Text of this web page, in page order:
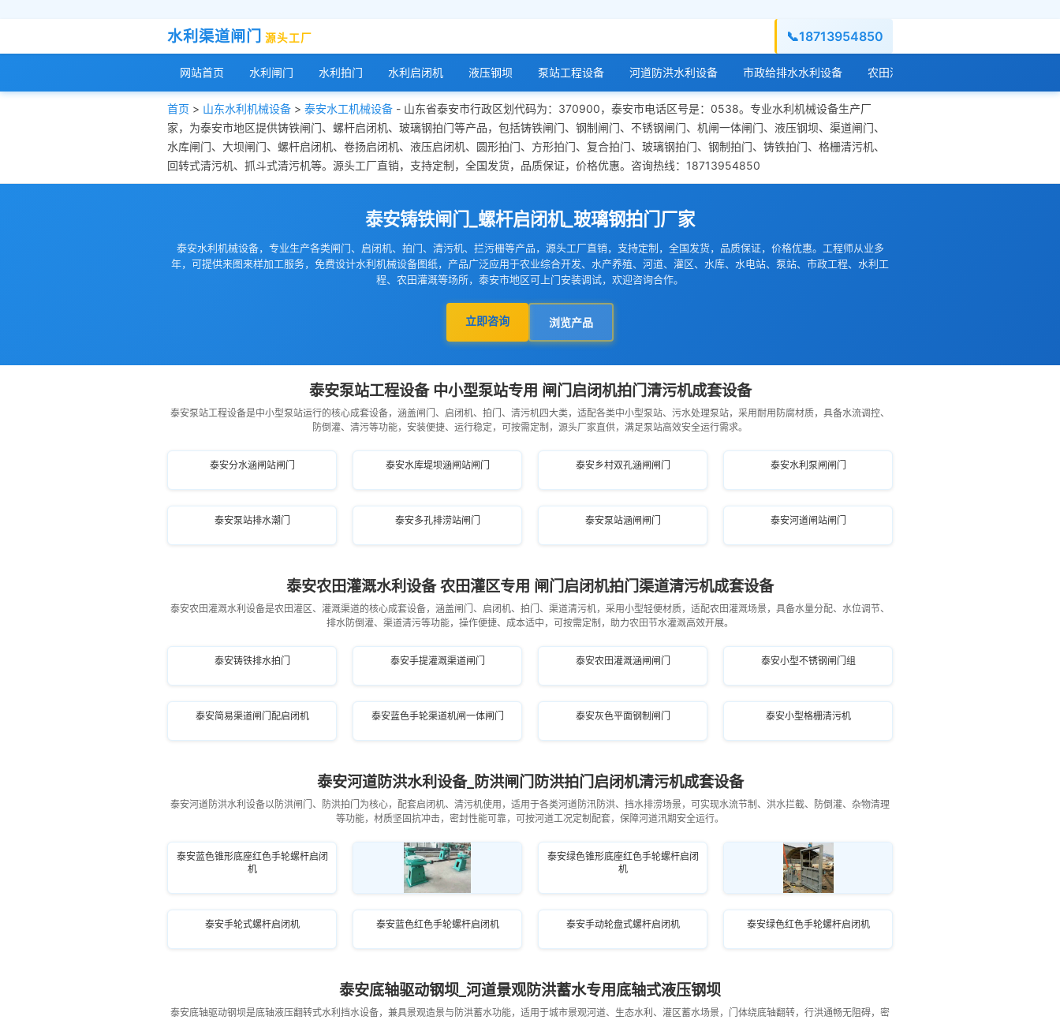
水利渠道闸门 源头工厂 📞18713954850
网站首页 水利闸门 水利拍门 水利启闭机 液压钢坝 泵站工程设备 河道防洪水利设备 市政给排水水利设备 农田灌溉水利设备
首页 > 山东水利机械设备 > 泰安水工机械设备 - 山东省泰安市行政区划代码为：370900，泰安市电话区号是：0538。专业水利机械设备生产厂
家，为泰安市地区提供铸铁闸门、螺杆启闭机、玻璃钢拍门等产品，包括铸铁闸门、钢制闸门、不锈钢闸门、机闸一体闸门、液压钢坝、渠道闸门、
水库闸门、大坝闸门、螺杆启闭机、卷扬启闭机、液压启闭机、圆形拍门、方形拍门、复合拍门、玻璃钢拍门、钢制拍门、铸铁拍门、格栅清污机、
回转式清污机、抓斗式清污机等。源头工厂直销，支持定制，全国发货，品质保证，价格优惠。咨询热线：18713954850
泰安铸铁闸门_螺杆启闭机_玻璃钢拍门厂家
泰安水利机械设备，专业生产各类闸门、启闭机、拍门、清污机、拦污栅等产品，源头工厂直销，支持定制，全国发货，品质保证，价格优惠。工程师从业多
年，可提供来图来样加工服务，免费设计水利机械设备图纸，产品广泛应用于农业综合开发、水产养殖、河道、灌区、水库、水电站、泵站、市政工程、水利工
程、农田灌溉等场所，泰安市地区可上门安装调试，欢迎咨询合作。
立即咨询 浏览产品
泰安泵站工程设备 中小型泵站专用 闸门启闭机拍门清污机成套设备
泰安泵站工程设备是中小型泵站运行的核心成套设备，涵盖闸门、启闭机、拍门、清污机四大类，适配各类中小型泵站、污水处理泵站，采用耐用防腐材质，具备水流调控、
防倒灌、清污等功能，安装便捷、运行稳定，可按需定制，源头厂家直供，满足泵站高效安全运行需求。
泰安分水涵闸站闸门 泰安水库堤坝涵闸站闸门 泰安乡村双孔涵闸闸门 泰安水利泵闸闸门
泰安泵站排水潮门 泰安多孔排涝站闸门 泰安泵站涵闸闸门 泰安河道闸站闸门
泰安农田灌溉水利设备 农田灌区专用 闸门启闭机拍门渠道清污机成套设备
泰安农田灌溉水利设备是农田灌区、灌溉渠道的核心成套设备，涵盖闸门、启闭机、拍门、渠道清污机，采用小型轻便材质，适配农田灌溉场景，具备水量分配、水位调节、
排水防倒灌、渠道清污等功能，操作便捷、成本适中，可按需定制，助力农田节水灌溉高效开展。
泰安铸铁排水拍门 泰安手提灌溉渠道闸门 泰安农田灌溉涵闸闸门 泰安小型不锈钢闸门组
泰安简易渠道闸门配启闭机 泰安蓝色手轮渠道机闸一体闸门 泰安灰色平面钢制闸门 泰安小型格栅清污机
泰安河道防洪水利设备_防洪闸门防洪拍门启闭机清污机成套设备
泰安河道防洪水利设备以防洪闸门、防洪拍门为核心，配套启闭机、清污机使用，适用于各类河道防汛防洪、挡水排涝场景，可实现水流节制、洪水拦截、防倒灌、杂物清理
等功能，材质坚固抗冲击，密封性能可靠，可按河道工况定制配套，保障河道汛期安全运行。
泰安蓝色锥形底座红色手轮螺杆启闭
机
泰安绿色多机联动螺杆启闭机
泰安绿色锥形底座红色手轮螺杆启闭
机
泰安河道机闸一体闸门
泰安手轮式螺杆启闭机
泰安蓝色红色手轮螺杆启闭机 泰安手动轮盘式螺杆启闭机 泰安绿色红色手轮螺杆启闭机
泰安底轴驱动钢坝_河道景观防洪蓄水专用底轴式液压钢坝
泰安底轴驱动钢坝是底轴液压翻转式水利挡水设备，兼具景观造景与防洪蓄水功能，适用于城市景观河道、生态水利、灌区蓄水场景，门体绕底轴翻转，行洪通畅无阻碍，密